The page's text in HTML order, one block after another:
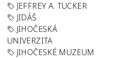
JEFFREY A. TUCKER
JIDÁŠ
JIHOČESKÁ
UNIVERZITA
JIHOČESKÉ MUZEUM